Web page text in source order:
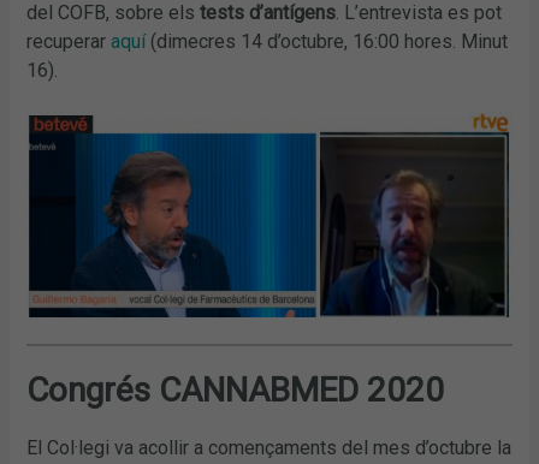
del COFB, sobre els tests d’antígens. L’entrevista es pot
recuperaraquí(dimecres 14 d’octubre, 16:00 hores. Minut
16).
Congrés CANNABMED 2020
El Col·legi va acollir a començaments del mes d’octubre la